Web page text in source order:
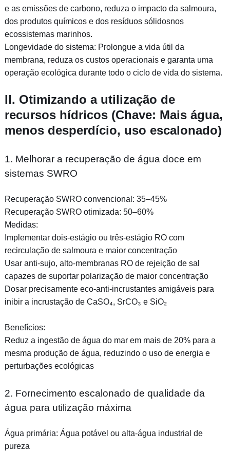
e as emissões de carbono, reduza o impacto da salmoura,
dos produtos químicos e dos resíduos sólidosnos
ecossistemas marinhos.
Longevidade do sistema: Prolongue a vida útil da
membrana, reduza os custos operacionais e garanta uma
operação ecológica durante todo o ciclo de vida do sistema.
II. Otimizando a utilização de
recursos hídricos (Chave: Mais água,
menos desperdício, uso escalonado)
1. Melhorar a recuperação de água doce em
sistemas SWRO
Recuperação SWRO convencional: 35–45%
Recuperação SWRO otimizada: 50–60%
Medidas:
Implementar dois-estágio ou três-estágio RO com
recirculação de salmoura e maior concentração
Usar anti-sujo, alto-membranas RO de rejeição de sal
capazes de suportar polarização de maior concentração
Dosar precisamente eco-anti-incrustantes amigáveis para
inibir a incrustação de CaSO₄, SrCO₃ e SiO₂
Benefícios:
Reduz a ingestão de água do mar em mais de 20% para a
mesma produção de água, reduzindo o uso de energia e
perturbações ecológicas
2. Fornecimento escalonado de qualidade da
água para utilização máxima
Água primária: Água potável ou alta-água industrial de
pureza